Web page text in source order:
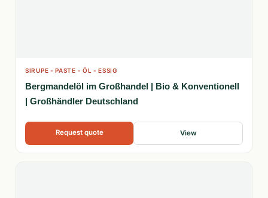
SIRUPE - PASTE - ÖL - ESSIG
Bergmandelöl im Großhandel | Bio & Konventionell
| Großhändler Deutschland
Request quote View